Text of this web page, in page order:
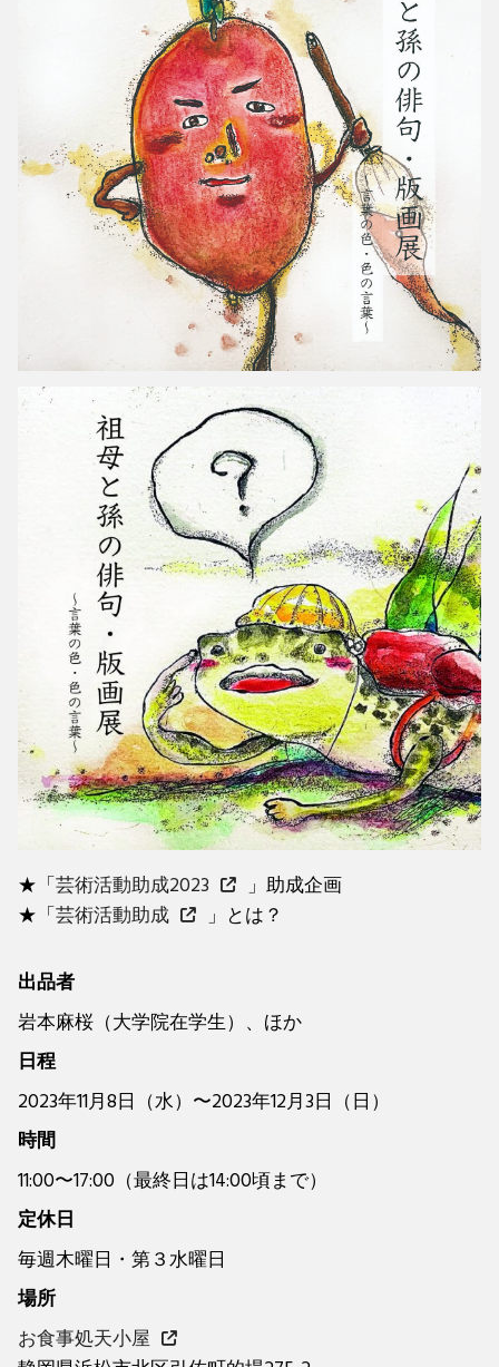
★「芸術活動助成2023
」助成企画
★「芸術活動助成 」とは？
出品者
岩本麻桜（大学院在学生）、ほか
日程
2023年11月8日（水）〜2023年12月3日（日）
時間
11:00〜17:00（最終日は14:00頃まで）
定休日
毎週木曜日・第３水曜日
場所
お食事処天小屋